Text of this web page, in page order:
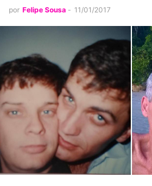
por Felipe Sousa - 11/01/2017